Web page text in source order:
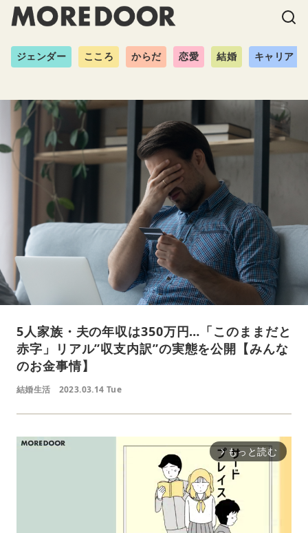
ジェンダー こころ からだ 恋愛 結婚 キャリア
5人家族・夫の年収は350万円…「このままだと
赤字」リアル”収支内訳”の実態を公開【みんな
のお金事情】
結婚生活 2023.03.14 Tue
arrow_forward_ios もっと読む